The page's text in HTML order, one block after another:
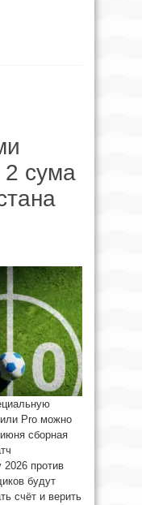
2 сума
Pro можно
сборная
против
будут
счёт и верить